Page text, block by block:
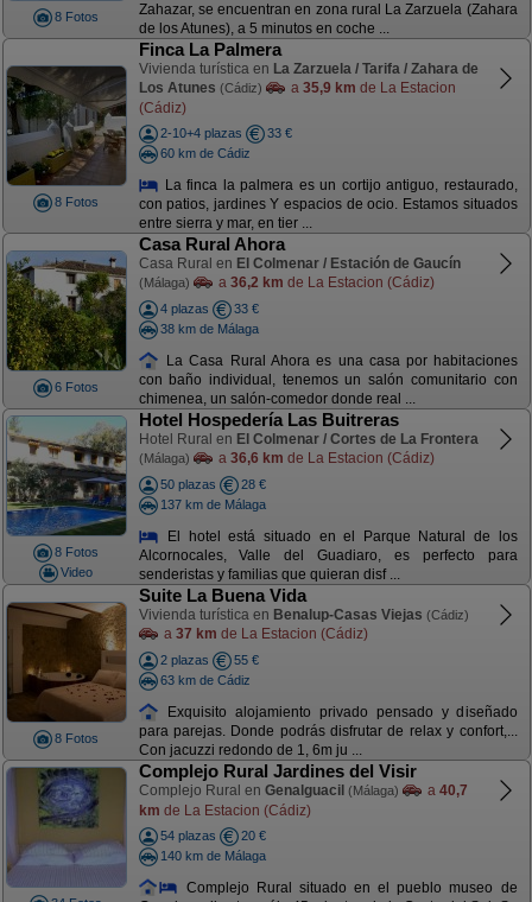
8 Fotos
Zahazar, se encuentran en zona rural La Zarzuela (Zahara
de los Atunes), a 5 minutos en coche ...
8 Fotos
Finca La Palmera
Vivienda turística en La Zarzuela / Tarifa / Zahara de
Los Atunes (Cádiz) a 35,9 km de La Estacion
(Cádiz)
2-10+4 plazas
33 €
60 km de Cádiz
La finca la palmera es un cortijo antiguo, restaurado,
con patios, jardines Y espacios de ocio. Estamos situados
entre sierra y mar, en tier ...
6 Fotos
Casa Rural Ahora
Casa Rural en El Colmenar / Estación de Gaucín
(Málaga) a 36,2 km de La Estacion (Cádiz)
4 plazas
33 €
38 km de Málaga
La Casa Rural Ahora es una casa por habitaciones
con baño individual, tenemos un salón comunitario con
chimenea, un salón-comedor donde real ...
8 Fotos
Video
Hotel Hospedería Las Buitreras
Hotel Rural en El Colmenar / Cortes de La Frontera
(Málaga) a 36,6 km de La Estacion (Cádiz)
50 plazas
28 €
137 km de Málaga
El hotel está situado en el Parque Natural de los
Alcornocales, Valle del Guadiaro, es perfecto para
senderistas y familias que quieran disf ...
8 Fotos
Suite La Buena Vida
Vivienda turística en Benalup-Casas Viejas (Cádiz)
a 37 km de La Estacion (Cádiz)
2 plazas
55 €
63 km de Cádiz
Exquisito alojamiento privado pensado y diseñado
para parejas. Donde podrás disfrutar de relax y confort,...
Con jacuzzi redondo de 1, 6m ju ...
Complejo Rural Jardines del Visir
Complejo Rural en Genalguacil (Málaga) a 40,7
km de La Estacion (Cádiz)
54 plazas
20 €
140 km de Málaga
Complejo Rural situado en el pueblo museo de